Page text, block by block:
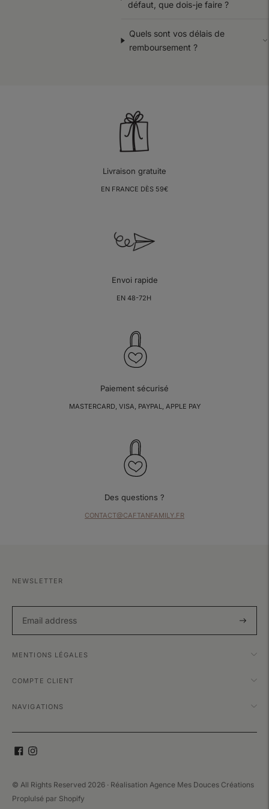
défaut, que dois-je faire ?
Quels sont vos délais de
remboursement ?
Livraison gratuite
EN FRANCE DÈS 59€
Envoi rapide
EN 48-72H
Paiement sécurisé
MASTERCARD, VISA, PAYPAL, APPLE PAY
Des questions ?
CONTACT@CAFTANFAMILY.FR
NEWSLETTER
MENTIONS LÉGALES
COMPTE CLIENT
NAVIGATIONS
© All Rights Reserved 2026 · Réalisation Agence Mes Douces Créations
Proplulsé par Shopify